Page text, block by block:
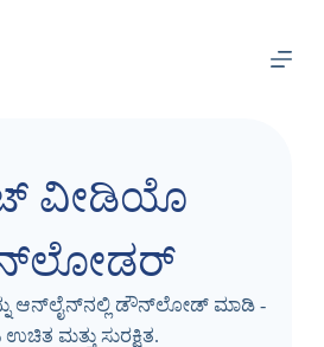
ವೀಡಿಯೊ
ಆನ್‌ಲೈನ್‌ನಲ್ಲಿ ಡೌನ್‌ಲೋಡ್ ಮಾಡಿ -
ಉಚಿತ ಮತ್ತು ಸುರಕ್ಷಿತ.